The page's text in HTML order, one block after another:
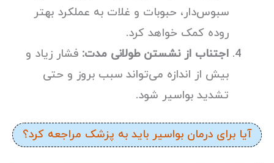
سبوس‌دار، حبوبات و غلات به عملکرد بهتر
روده کمک خواهد کرد.
اجتناب از نشستن طولانی مدت: فشار زیاد و
بیش از اندازه می‌تواند سبب بروز و حتی
تشدید بواسیر شود.
آیا برای درمان بواسیر باید به پزشک مراجعه کرد؟